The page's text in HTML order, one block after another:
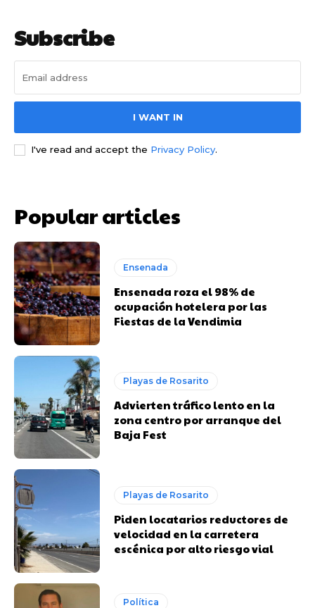
Subscribe
I WANT IN
I've read and accept the Privacy Policy.
Popular articles
Ensenada
Ensenada roza el 98% de
ocupación hotelera por las
Fiestas de la Vendimia
Playas de Rosarito
Advierten tráfico lento en la
zona centro por arranque del
Baja Fest
Playas de Rosarito
Piden locatarios reductores de
velocidad en la carretera
escénica por alto riesgo vial
Política